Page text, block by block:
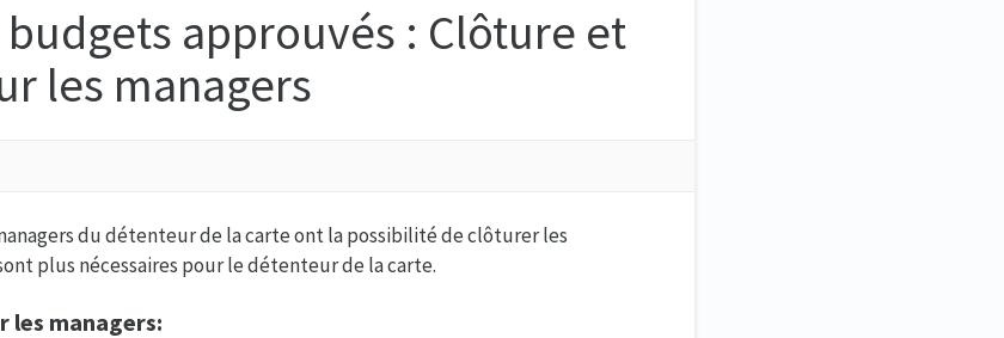
approuvés : Clôture et
les managers
du détenteur de la carte ont la possibilité de clôturer les
plus nécessaires pour le détenteur de la carte.
les managers: